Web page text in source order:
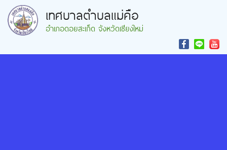
เทศบาลตำบลแม่คือ
อำเภอดอยสะเก็ด จังหวัดเชียงใหม่